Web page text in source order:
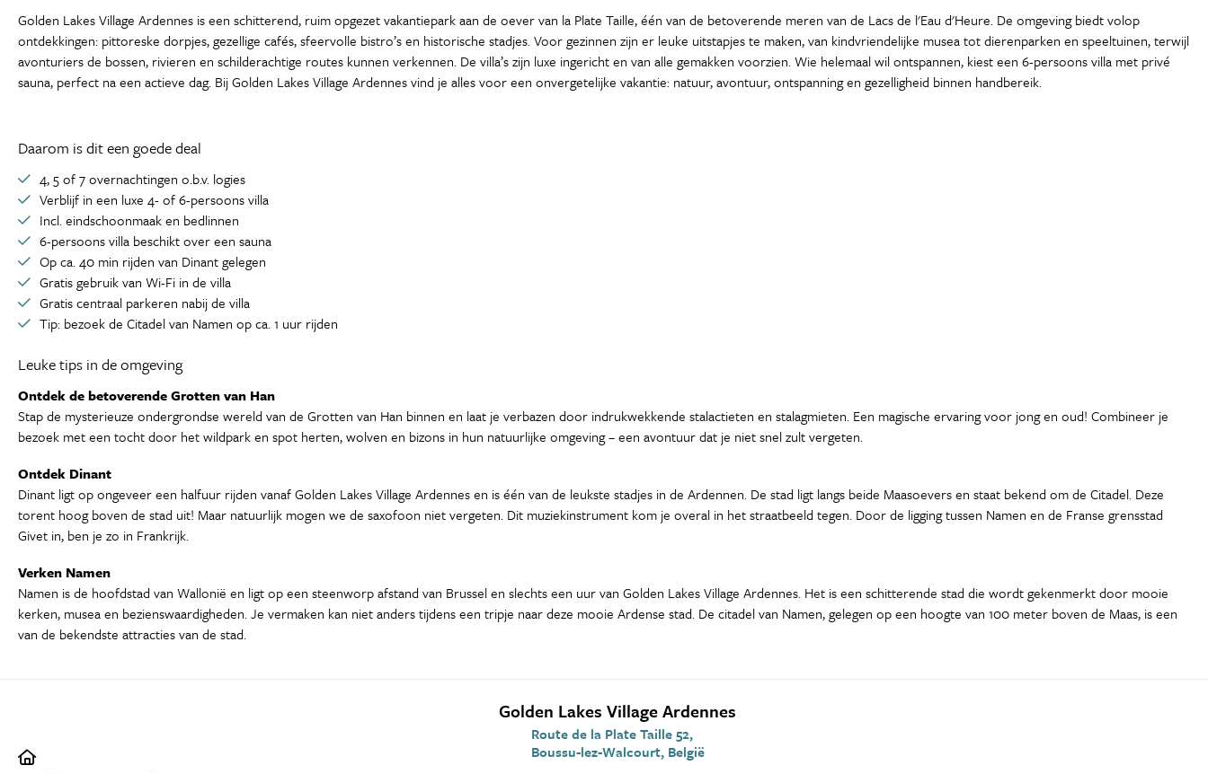
Golden Lakes Village Ardennes is een schitterend, ruim opgezet vakantiepark aan de oever van la Plate Taille, één van de betoverende meren van de Lacs de l'Eau d'Heure. De omgeving biedt volop
ontdekkingen: pittoreske dorpjes, gezellige cafés, sfeervolle bistro’s en historische stadjes. Voor gezinnen zijn er leuke uitstapjes te maken, van kindvriendelijke musea tot dierenparken en speeltuinen, terwijl
avonturiers de bossen, rivieren en schilderachtige routes kunnen verkennen. De villa’s zijn luxe ingericht en van alle gemakken voorzien. Wie helemaal wil ontspannen, kiest een 6-persoons villa met privé
sauna, perfect na een actieve dag. Bij Golden Lakes Village Ardennes vind je alles voor een onvergetelijke vakantie: natuur, avontuur, ontspanning en gezelligheid binnen handbereik.
Daarom is dit een goede deal
4, 5 of 7 overnachtingen o.b.v. logies
Verblijf in een luxe 4- of 6-persoons villa
Incl. eindschoonmaak en bedlinnen
6-persoons villa beschikt over een sauna
Op ca. 40 min rijden van Dinant gelegen
Gratis gebruik van Wi-Fi in de villa
Gratis centraal parkeren nabij de villa
Tip: bezoek de Citadel van Namen op ca. 1 uur rijden
Leuke tips in de omgeving
Ontdek de betoverende Grotten van Han
Stap de mysterieuze ondergrondse wereld van de Grotten van Han binnen en laat je verbazen door indrukwekkende stalactieten en stalagmieten. Een magische ervaring voor jong en oud! Combineer je
bezoek met een tocht door het wildpark en spot herten, wolven en bizons in hun natuurlijke omgeving – een avontuur dat je niet snel zult vergeten.
Ontdek Dinant
Dinant ligt op ongeveer een halfuur rijden vanaf Golden Lakes Village Ardennes en is één van de leukste stadjes in de Ardennen. De stad ligt langs beide Maasoevers en staat bekend om de Citadel. Deze
torent hoog boven de stad uit! Maar natuurlijk mogen we de saxofoon niet vergeten. Dit muziekinstrument kom je overal in het straatbeeld tegen. Door de ligging tussen Namen en de Franse grensstad
Givet in, ben je zo in Frankrijk.
Verken Namen
Namen is de hoofdstad van Wallonië en ligt op een steenworp afstand van Brussel en slechts een uur van Golden Lakes Village Ardennes. Het is een schitterende stad die wordt gekenmerkt door mooie
kerken, musea en bezienswaardigheden. Je vermaken kan niet anders tijdens een tripje naar deze mooie Ardense stad. De citadel van Namen, gelegen op een hoogte van 100 meter boven de Maas, is een
van de bekendste attracties van de stad.
Golden Lakes Village Ardennes
Route de la Plate Taille 52,
Boussu-lez-Walcourt, België